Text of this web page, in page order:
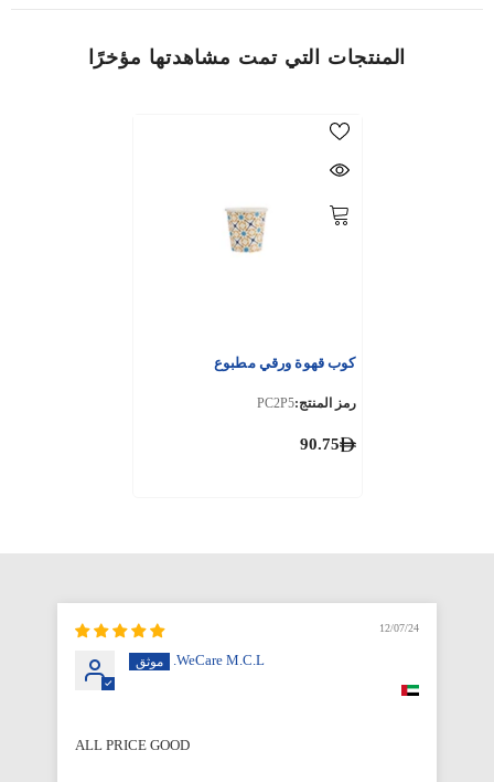
المنتجات التي تمت مشاهدتها مؤخرًا
كوب قهوة ورقي مطبوع
رمز المنتج:PC2P5
90.75
12/07/24
WeCare M.C.L.
ALL PRICE GOOD